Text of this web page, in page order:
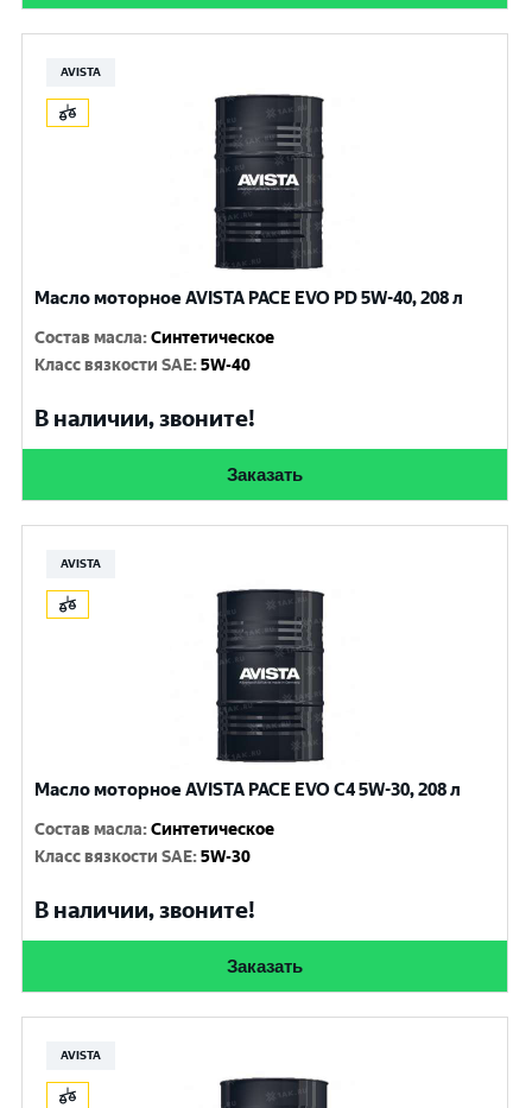
AVISTA
Масло моторное AVISTA PACE EVO PD 5W-40, 208 л
Состав масла:Синтетическое
Класс вязкости SAE:5W-40
В наличии, звоните!
Заказать
AVISTA
Масло моторное AVISTA PACE EVO C4 5W-30, 208 л
Состав масла:Синтетическое
Класс вязкости SAE:5W-30
В наличии, звоните!
Заказать
AVISTA